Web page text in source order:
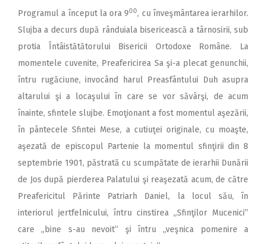
Programul a început la ora 900, cu înveşmântarea ierarhilor.
Slujba a decurs după rânduiala bisericească a târnosirii, sub
protia Întâistătătorului Bisericii Ortodoxe Române. La
momentele cuvenite, Preafericirea Sa şi-a plecat genunchii,
întru rugăciune, invocând harul Preasfântului Duh asupra
altarului şi a locaşului în care se vor săvârşi, de acum
înainte, sfintele slujbe. Emoţionant a fost momentul aşezării,
în pântecele Sfintei Mese, a cutiuţei originale, cu moaşte,
aşezată de episcopul Partenie la momentul sfinţirii din 8
septembrie 1901, păstrată cu scumpătate de ierarhii Dunării
de Jos după pierderea Palatului şi reaşezată acum, de către
Preafericitul Părinte Patriarh Daniel, la locul său, în
interiorul jertfelnicului, întru cinstirea „Sfinţilor Mucenici”
care „bine s-au nevoit” şi întru „veşnica pomenire a